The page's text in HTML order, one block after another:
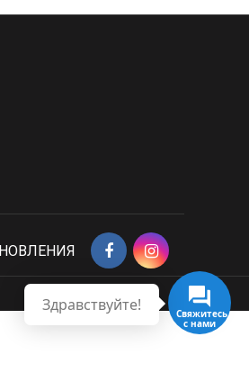
Свяжитесь
с нами
Здравствуйте!